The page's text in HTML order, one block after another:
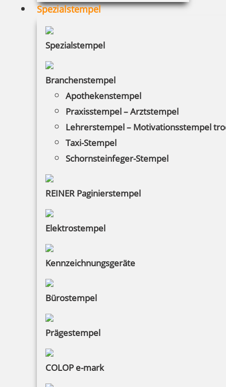
Spezialstempel
Spezialstempel
Branchenstempel
Apothekenstempel
Praxisstempel – Arztstempel
Lehrerstempel – Motivationsstempel
Taxi-Stempel
Schornsteinfeger-Stempel
REINER Paginierstempel
Elektrostempel
Kennzeichnungsgeräte
Bürostempel
Prägestempel
COLOP e-mark